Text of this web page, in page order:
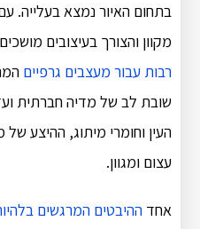
בתחום האיור נמצא בעלייה.
מקוון והצורך בעיצובים
רבות עבור מעצבים גרפיים
שובת לב של מדיה חברתית
העין וחומרי מיתוג, ההיצע של
עצום ומגוון.
אחדההיבטים המרגשים